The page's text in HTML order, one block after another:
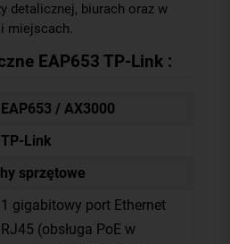
detalicznej, biurach oraz w
miejscach.
EAP653 TP-Link :
EAP653 / AX3000
TP-Link
sprzętowe
1 gigabitowy port Ethernet
RJ45 (obsługa PoE w